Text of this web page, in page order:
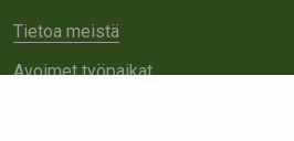
Tietoa meistä
Avoimet työpaikat